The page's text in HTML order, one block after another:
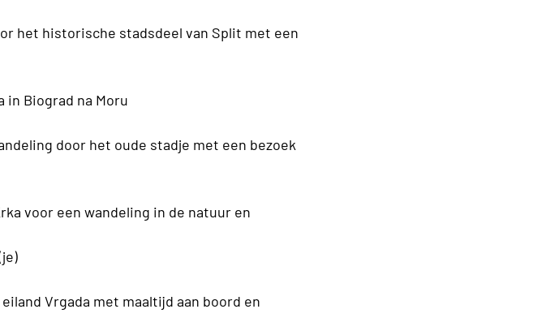
het historische stadsdeel van Split met een
Biograd na Moru
door het oude stadje met een bezoek
voor een wandeling in de natuur en
Vrgada met maaltijd aan boord en